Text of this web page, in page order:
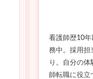
看護師歴10
務中。採用担
り。自分の
師転職に役立